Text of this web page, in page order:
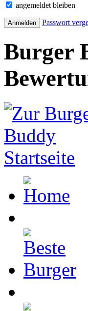
angemeldet bleiben
Passwort
Burger